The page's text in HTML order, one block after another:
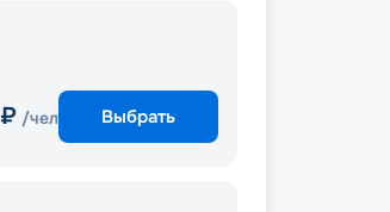
₽ /чел Выбрать